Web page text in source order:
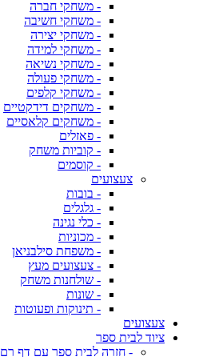
- משחקי חברה
- משחקי חשיבה
- משחקי יצירה
- משחקי למידה
- משחקי נשיאה
- משחקי פעולה
- משחקי קלפים
- משחקים דידקטיים
- משחקים קלאסיים
- פאזלים
- קוביות משחק
- קוסמים
צעצועים
- בובות
- גלגלים
- כלי נגינה
- מכוניות
- משפחת סילבניאן
- צעצועים מעץ
- שולחנות משחק
- שונות
- תינוקות ופעוטות
צעצועים
ציוד לבית ספר
- חזרה לבית ספר עם דף רם